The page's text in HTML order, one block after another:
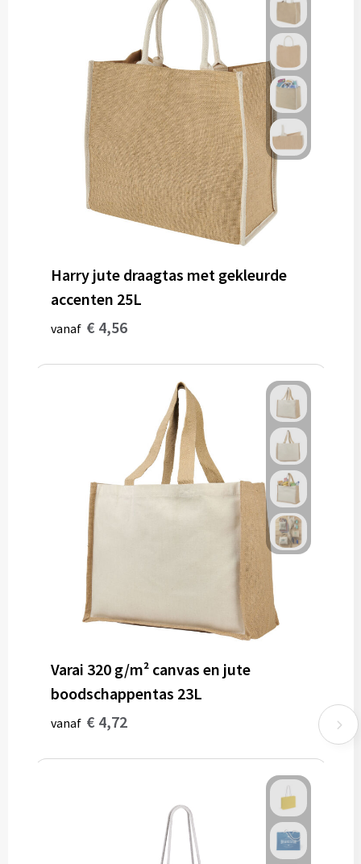
Harry jute draagtas met gekleurde
accenten 25L
vanaf € 4,56
Varai 320 g/m² canvas en jute
boodschappentas 23L
vanaf € 4,72